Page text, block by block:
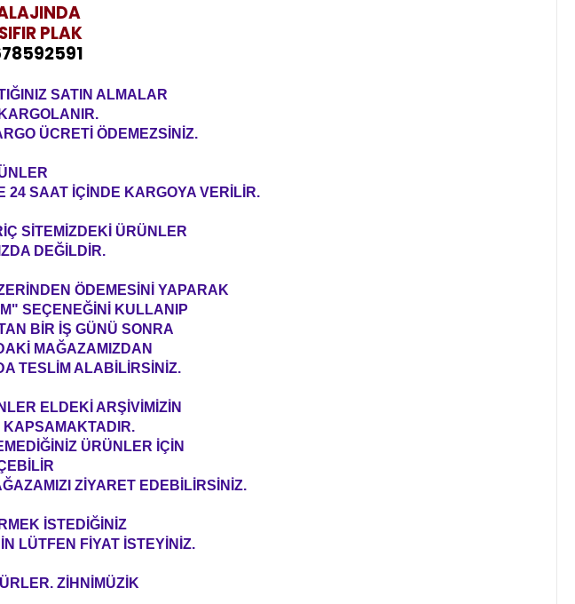
SIFIR PLAK
SATIN ALMALAR
ÜCRETİ ÖDEMEZSİNİZ.
SAAT İÇİNDE KARGOYA VERİLİR.
SİTEMİZDEKİ ÜRÜNLER
DEĞİLDİR.
ÖDEMESİNİ YAPARAK
SEÇENEĞİNİ KULLANIP
BİR İŞ GÜNÜ SONRA
MAĞAZAMIZDAN
TESLİM ALABİLİRSİNİZ.
ELDEKİ ARŞİVİMİZİN
ÜRÜNLER İÇİN
ZİYARET EDEBİLİRSİNİZ.
İSTEDİĞİNİZ
LÜTFEN FİYAT İSTEYİNİZ.
ZİHNİMÜZİK